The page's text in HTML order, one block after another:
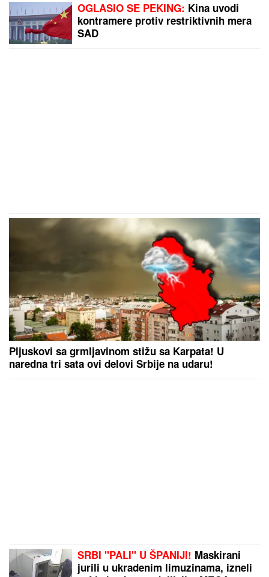
OGLASIO SE PEKING: Kina uvodi
kontramere protiv restriktivnih mera
SAD
Pljuskovi sa grmljavinom stižu sa Karpata! U
naredna tri sata ovi delovi Srbije na udaru!
SRBI "PALI" U ŠPANIJI! Maskirani
jurili u ukradenim limuzinama, izneli